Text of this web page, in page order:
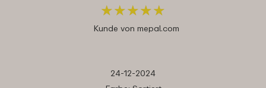
★★★★★
★★★★★
Kunde von mepal.com
24-12-2024